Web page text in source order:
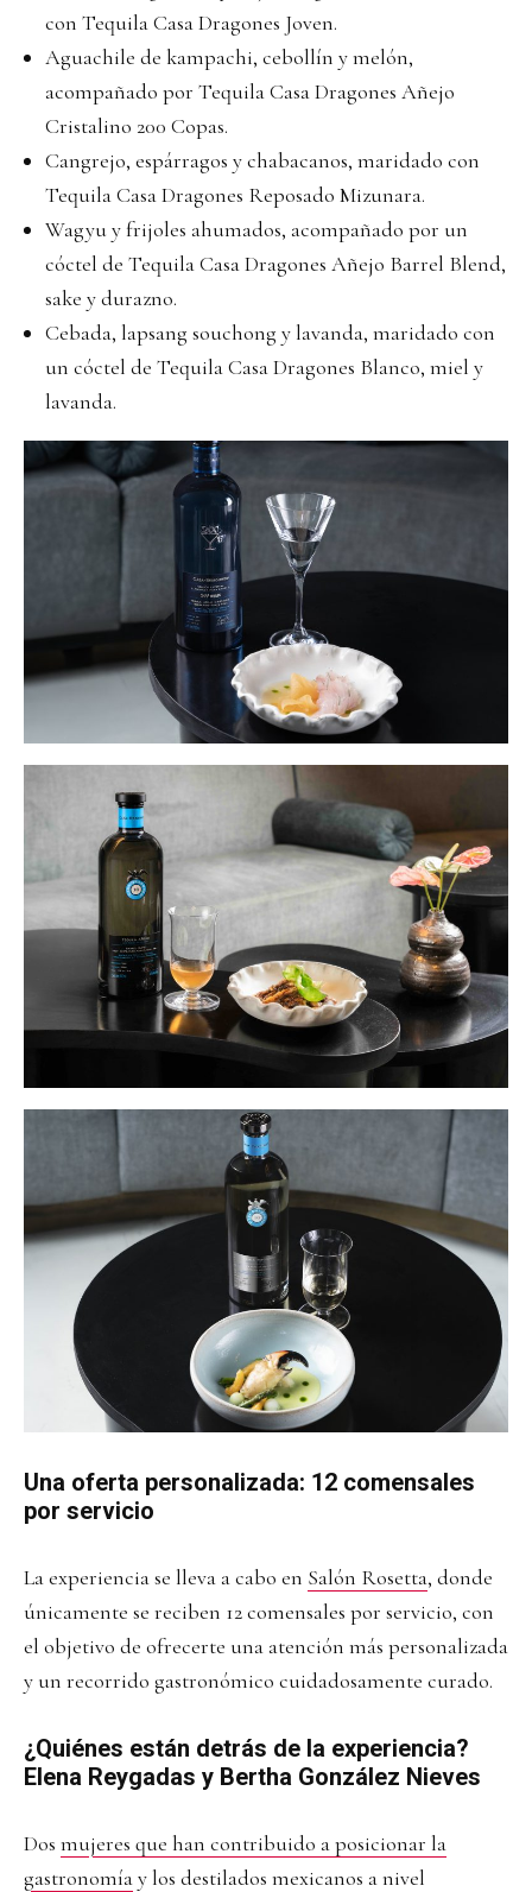
con Tequila Casa Dragones Joven.
Aguachile de kampachi, cebollín y melón,
acompañado por Tequila Casa Dragones Añejo
Cristalino 200 Copas.
Cangrejo, espárragos y chabacanos, maridado con
Tequila Casa Dragones Reposado Mizunara.
Wagyu y frijoles ahumados, acompañado por un
cóctel de Tequila Casa Dragones Añejo Barrel Blend,
sake y durazno.
Cebada, lapsang souchong y lavanda, maridado con
un cóctel de Tequila Casa Dragones Blanco, miel y
lavanda.
Una oferta personalizada: 12 comensales
por servicio
La experiencia se lleva a cabo en Salón Rosetta, donde
únicamente se reciben 12 comensales por servicio, con
el objetivo de ofrecerte una atención más personalizada
y un recorrido gastronómico cuidadosamente curado.
¿Quiénes están detrás de la experiencia?
Elena Reygadas y Bertha González Nieves
Dos mujeres que han contribuido a posicionar la
gastronomíay los destilados mexicanos a nivel